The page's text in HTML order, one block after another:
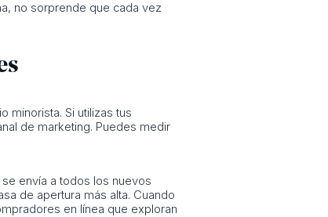
no sorprende que cada vez
minorista. Si utilizas tus
de marketing. Puedes medir
envía a todos los nuevos
de apertura más alta. Cuando
en línea que exploran